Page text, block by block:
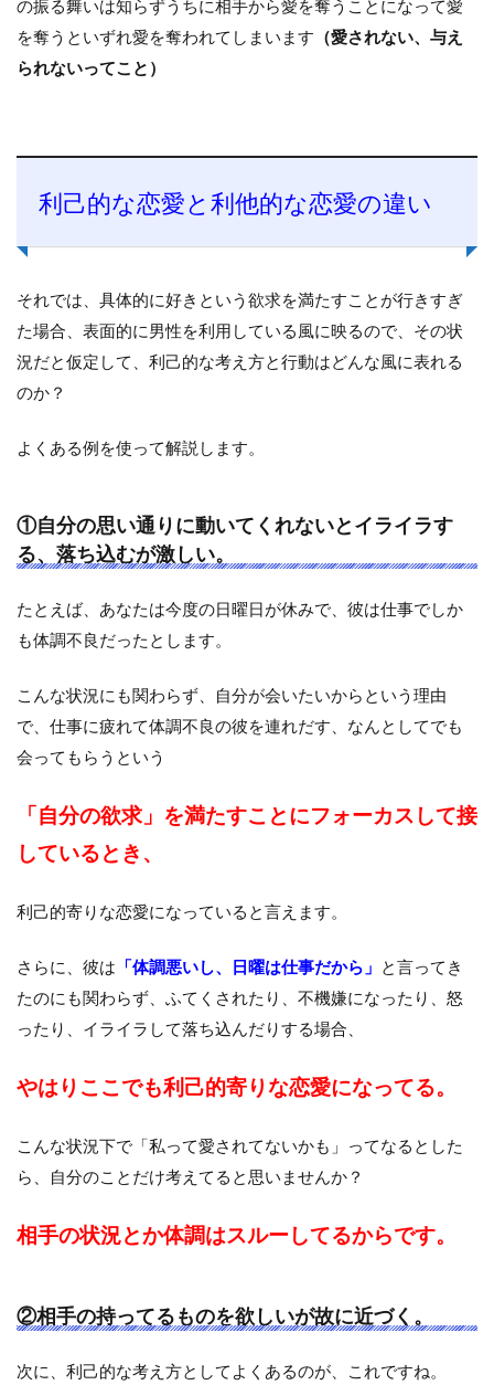
の振る舞いは知らずうちに相手から愛を奪うことになって愛
を奪うといずれ愛を奪われてしまいます （愛されない、与え
られないってこと）
利己的な恋愛と利他的な恋愛の違い
それでは、具体的に好きという欲求を満たすことが行きすぎ
た場合、表面的に男性を利用している風に映るので、その状
況だと仮定して、利己的な考え方と行動はどんな風に表れる
のか？
よくある例を使って解説します。
①自分の思い通りに動いてくれないとイライラす
る、落ち込むが激しい。
たとえば、あなたは今度の日曜日が休みで、彼は仕事でしか
も体調不良だったとします。
こんな状況にも関わらず、自分が会いたいからという理由
で、仕事に疲れて体調不良の彼を連れだす、なんとしてでも
会ってもらうという
「自分の欲求」を満たすことにフォーカスして接
しているとき、
利己的寄りな恋愛になっていると言えます。
さらに、彼は 「体調悪いし、日曜は仕事だから」 と言ってき
たのにも関わらず、ふてくされたり、不機嫌になったり、怒
ったり、イライラして落ち込んだりする場合、
やはりここでも利己的寄りな恋愛になってる。
こんな状況下で「私って愛されてないかも」ってなるとした
ら、自分のことだけ考えてると思いませんか？
相手の状況とか体調はスルーしてるからです。
②相手の持ってるものを欲しいが故に近づく。
次に、利己的な考え方としてよくあるのが、これですね。